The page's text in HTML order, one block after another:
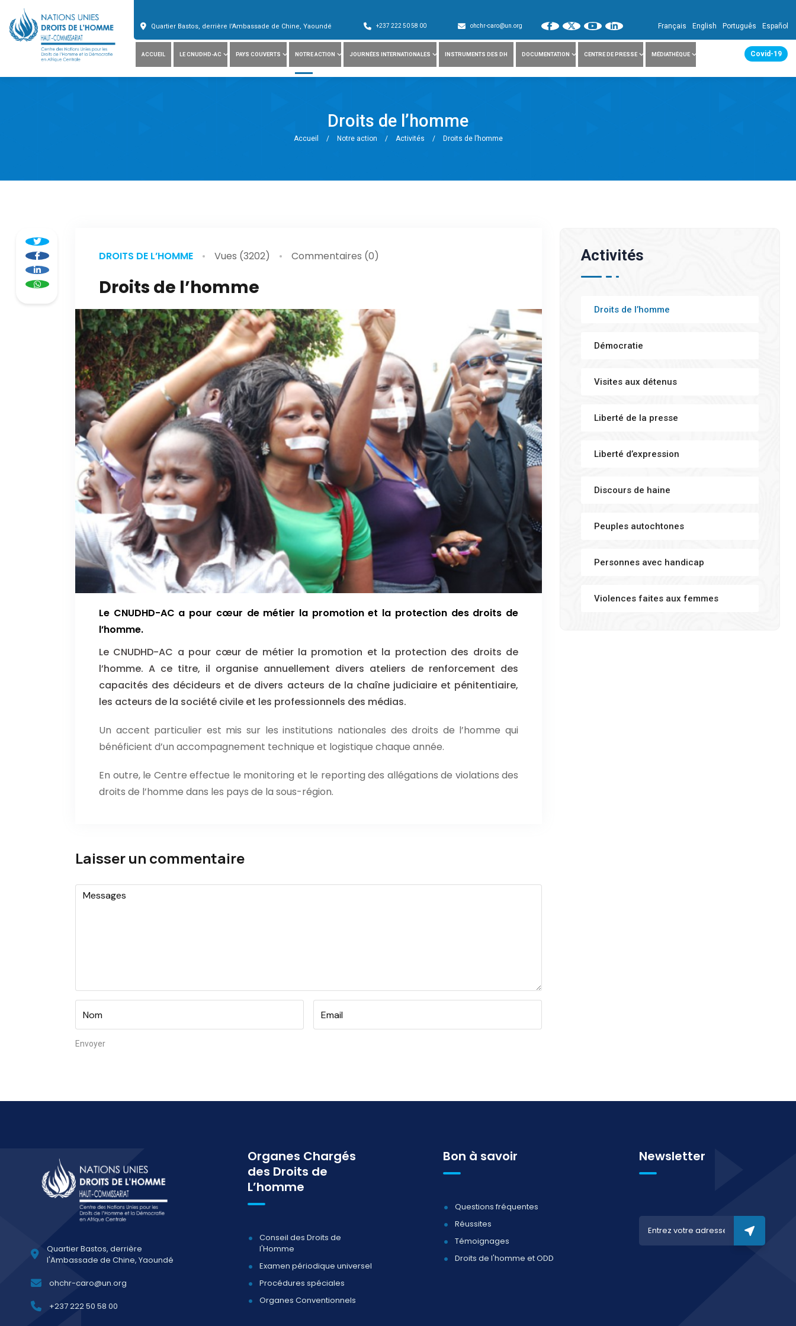
Quartier Bastos, derrière l'Ambassade de Chine, Yaoundé +237 222 50 58 00 ohchr-caro@un.org Français English Português Español
ACCUEIL LE CNUDHD-AC PAYS COUVERTS NOTRE ACTION JOURNÉES INTERNATIONALES INSTRUMENTS DES DH DOCUMENTATION CENTRE DE PRESSE MÉDIATHÈQUE Covid-19
Droits de l’homme
Accueil / Notre action / Activités / Droits de l’homme
DROITS DE L’HOMME Vues (3202) Commentaires (0)
Droits de l’homme
Le CNUDHD-AC a pour cœur de métier la promotion et la protection des droits de
l’homme.
Le CNUDHD-AC a pour cœur de métier la promotion et la protection des droits de
l’homme. A ce titre, il organise annuellement divers ateliers de renforcement des
capacités des décideurs et de divers acteurs de la chaîne judiciaire et pénitentiaire,
les acteurs de la société civile et les professionnels des médias.
Un accent particulier est mis sur les institutions nationales des droits de l’homme qui
bénéficient d’un accompagnement technique et logistique chaque année.
En outre, le Centre effectue le monitoring et le reporting des allégations de violations des
droits de l’homme dans les pays de la sous-région.
Laisser un commentaire
Activités
Droits de l’homme
Démocratie
Visites aux détenus
Liberté de la presse
Liberté d’expression
Discours de haine
Peuples autochtones
Personnes avec handicap
Violences faites aux femmes
Quartier Bastos, derrière
l'Ambassade de Chine, Yaoundé
ohchr-caro@un.org
+237 222 50 58 00
Organes Chargés
des Droits de
L’homme
Conseil des Droits de
l'Homme
Examen périodique universel
Procédures spéciales
Organes Conventionnels
Bon à savoir
Questions fréquentes
Réussites
Témoignages
Droits de l'homme et ODD
Newsletter